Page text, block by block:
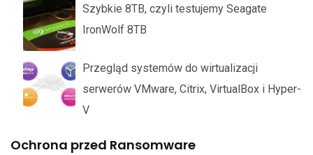
Szybkie 8TB, czyli testujemy Seagate
IronWolf 8TB
Przegląd systemów do wirtualizacji
serwerów VMware, Citrix, VirtualBox i Hyper-
V
Ochrona przed Ransomware